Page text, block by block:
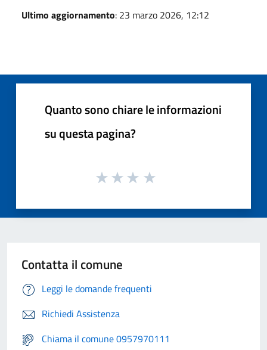
Ultimo aggiornamento: 23 marzo 2026, 12:12
Quanto sono chiare le informazioni
su questa pagina?
Contatta il comune
Leggi le domande frequenti
Richiedi Assistenza
Chiama il comune 0957970111